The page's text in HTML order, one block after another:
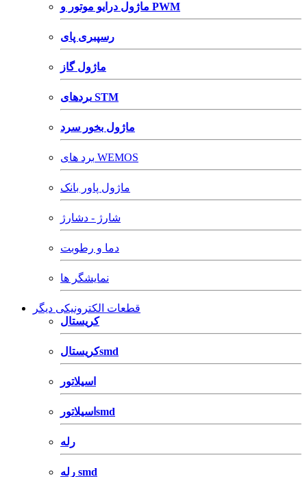
ماژول درایو موتور و PWM
رسپبری پای
ماژول گاز
بردهای STM
ماژول بخور سرد
برد های WEMOS
ماژول پاور بانک
شارژ - دشارژ
دما و رطوبت
نمایشگر ها
قطعات الکترونیکی دیگر
کریستال
کریستالsmd
اسیلاتور
اسیلاتورsmd
رله
رله smd